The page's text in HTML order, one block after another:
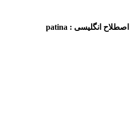
اصطلاح انگلیسی : patina